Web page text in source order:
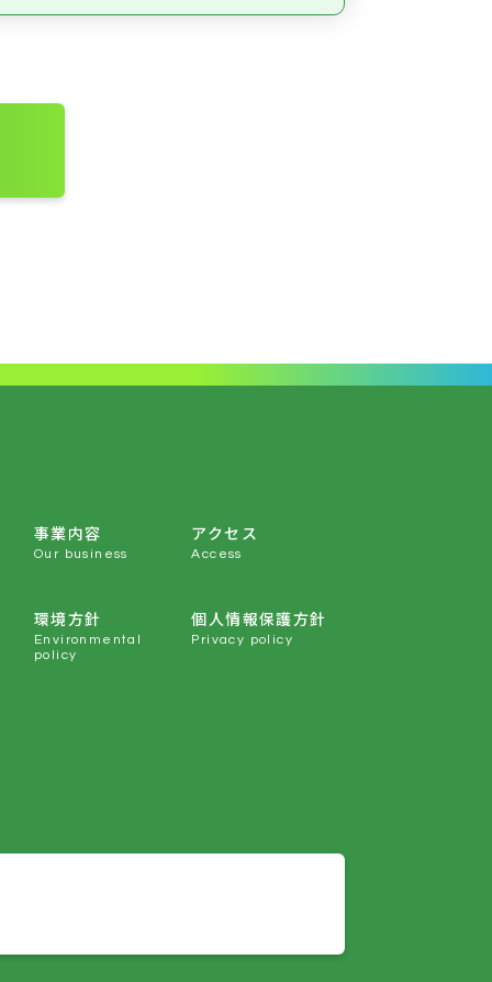
事業内容
Our business
環境方針
Environmental
policy
アクセス
Access
個人情報保護方針
Privacy policy